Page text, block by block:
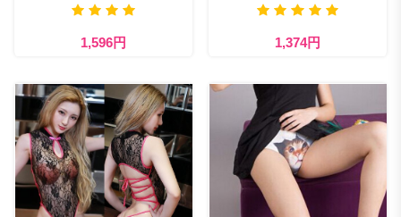
1,596円 1,374円